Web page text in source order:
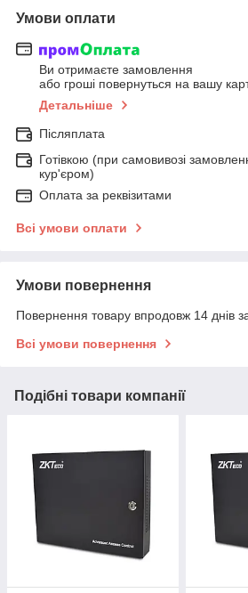
Умови оплати
Ви отримаєте замовлення
або гроші повернуться на вашу
Детальніше
Післяплата
Готівкою (при самовивозі
кур'єром)
Оплата за реквізитами
Всі умови оплати
Умови повернення
Повернення товару впродовж 14 днів
Всі умови повернення
Подібні товари компанії